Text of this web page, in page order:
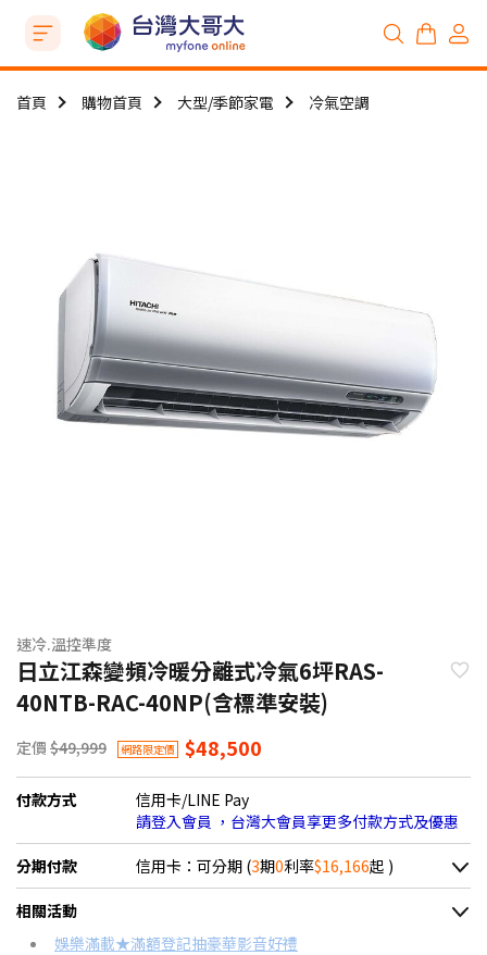
首頁 購物首頁 大型/季節家電 冷氣空調
速冷.溫控準度
日立江森變頻冷暖分離式冷氣6坪RAS-
40NTB-RAC-40NP(含標準安裝)
定價 $49,999 網路限定價 $48,500
付款方式
信用卡/LINE Pay
請登入會員 ，台灣大會員享更多付款方式及優惠
分期付款 信用卡：可分期 (3期0利率$16,166起 )
＊實際可分期數、適用利率，請以購物車顯示為主
信用卡分期
相關活動
娛樂滿載★滿額登記抽豪華影音好禮